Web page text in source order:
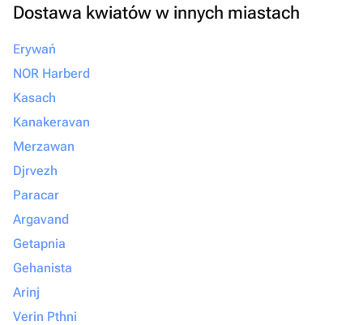
Dostawa kwiatów w innych miastach
Erywań
NOR Harberd
Kasach
Kanakeravan
Merzawan
Djrvezh
Paracar
Argavand
Getapnia
Gehanista
Arinj
Verin Pthni